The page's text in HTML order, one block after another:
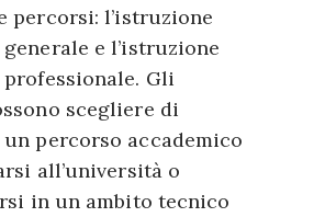
percorsi: l’istruzione
e l’istruzione
Gli
scegliere di
percorso accademico
all’università o
in un ambito tecnico